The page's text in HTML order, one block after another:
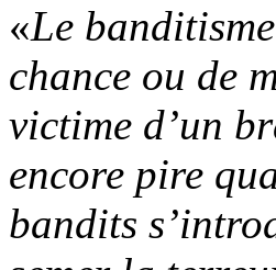
«Le
chance ou de
victime d’un
encore pire
bandits